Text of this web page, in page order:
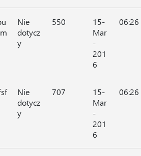
Nie
dotycz
y
550
15-
Mar
-
201
6
06:26
Nie
dotycz
y
707
15-
Mar
-
201
6
06:26